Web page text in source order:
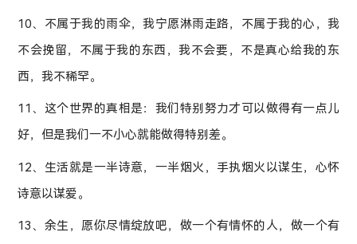
10、不属于我的雨伞，我宁愿淋雨走路，不属于我的心，我
不会挽留，不属于我的东西，我不会要，不是真心给我的东
西，我不稀罕。
11、这个世界的真相是：我们特别努力才可以做得有一点儿
好，但是我们一不小心就能做得特别差。
12、生活就是一半诗意，一半烟火，手执烟火以谋生，心怀
诗意以谋爱。
13、余生，愿你尽情绽放吧，做一个有情怀的人，做一个有